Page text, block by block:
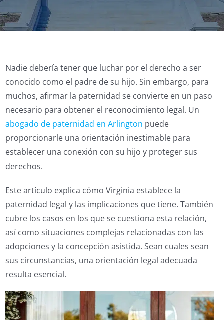
Nadie debería tener que luchar por el derecho a ser
conocido como el padre de su hijo. Sin embargo, para
muchos, afirmar la paternidad se convierte en un paso
necesario para obtener el reconocimiento legal. Un
abogado de paternidad en Arlington puede
proporcionarle una orientación inestimable para
establecer una conexión con su hijo y proteger sus
derechos.
Este artículo explica cómo Virginia establece la
paternidad legal y las implicaciones que tiene. También
cubre los casos en los que se cuestiona esta relación,
así como situaciones complejas relacionadas con las
adopciones y la concepción asistida. Sean cuales sean
sus circunstancias, una orientación legal adecuada
resulta esencial.